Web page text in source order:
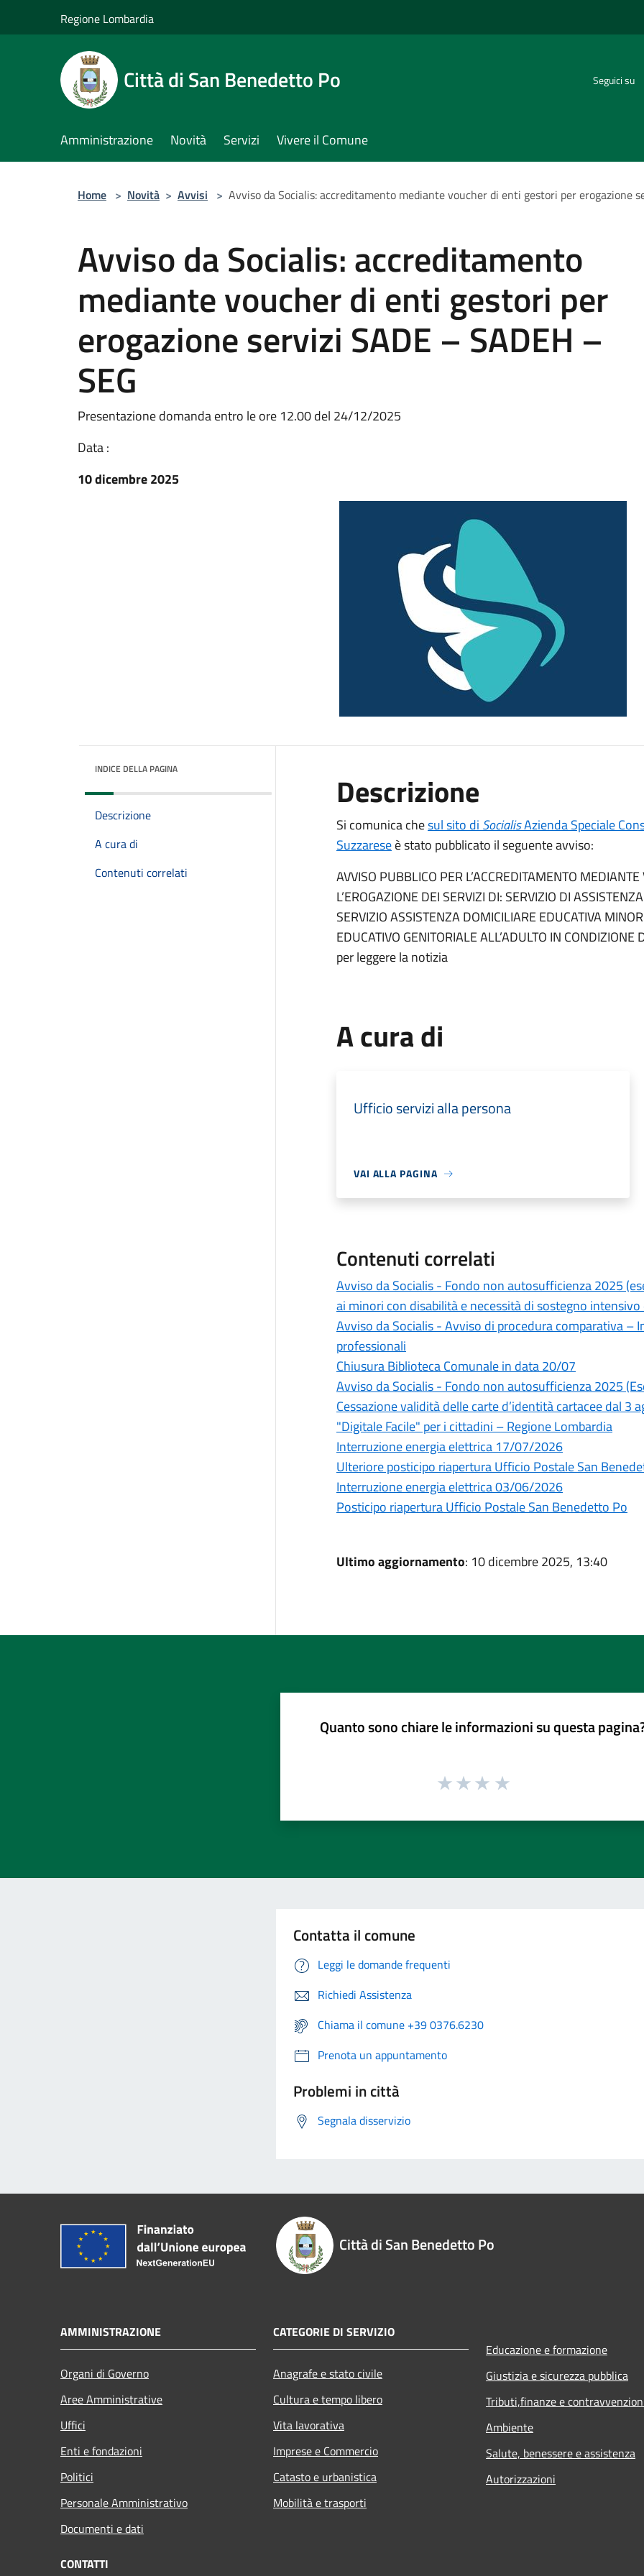
Regione Lombardia
Città di San Benedetto Po Seguici su
Amministrazione Novità Servizi Vivere il Comune
Home > Novità > Avvisi > Avviso da Socialis: accreditamento mediante voucher di enti gestori per erogazione
Avviso da Socialis: accreditamento
mediante voucher di enti gestori per
erogazione servizi SADE – SADEH –
SEG
Presentazione domanda entro le ore 12.00 del 24/12/2025
Data :
10 dicembre 2025
INDICE DELLA PAGINA
Descrizione
A cura di
Contenuti correlati
Descrizione
Si comunica chesul sito di SocialisAzienda Speciale
Suzzareseè stato pubblicato il seguente avviso:
AVVISO PUBBLICO PER L’ACCREDITAMENTO
L’EROGAZIONE DEI SERVIZI DI: SERVIZIO DI
SERVIZIO ASSISTENZA DOMICILIARE EDUCATIVA
EDUCATIVO GENITORIALE ALL’ADULTO IN
per leggere la notizia
A cura di
Ufficio servizi alla persona
VAI ALLA PAGINA
Contenuti correlati
Avviso da Socialis - Fondo non autosufficienza 2025
ai minori con disabilità e necessità di sostegno
Avviso da Socialis - Avviso di procedura comparativa –
professionali
Chiusura Biblioteca Comunale in data 20/07
Avviso da Socialis - Fondo non autosufficienza 2025
Cessazione validità delle carte d’identità cartacee dal 3
"Digitale Facile" per i cittadini – Regione Lombardia
Interruzione energia elettrica 17/07/2026
Ulteriore posticipo riapertura Ufficio Postale San
Interruzione energia elettrica 03/06/2026
Posticipo riapertura Ufficio Postale San Benedetto Po
Ultimo aggiornamento: 10 dicembre 2025, 13:40
Quanto sono chiare le informazioni su questa
Contatta il comune
Leggi le domande frequenti
Richiedi Assistenza
Chiama il comune +39 0376.6230
Prenota un appuntamento
Problemi in città
Segnala disservizio
Città di San Benedetto Po
AMMINISTRAZIONE
Organi di Governo
Aree Amministrative
Uffici
Enti e fondazioni
Politici
Personale Amministrativo
Documenti e dati
CATEGORIE DI SERVIZIO
Anagrafe e stato civile
Cultura e tempo libero
Vita lavorativa
Imprese e Commercio
Catasto e urbanistica
Mobilità e trasporti
Educazione e formazione
Giustizia e sicurezza pubblica
Tributi,finanze e
Ambiente
Salute, benessere e assistenza
Autorizzazioni
CONTATTI